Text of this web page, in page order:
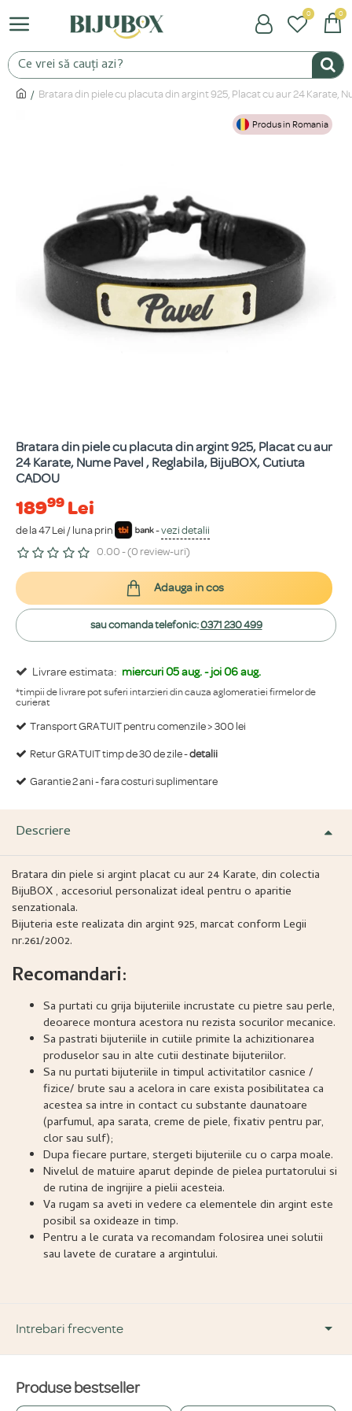
0 0
Bratara din piele cu placuta din argint 925, Placat cu aur 24 Karate,
Produs in Romania
Bratara din piele cu placuta din argint 925, Placat cu aur
24 Karate, Nume Pavel , Reglabila, BijuBOX, Cutiuta
CADOU
18999 Lei
de la 47 Lei / luna prin -vezi detalii
0.00 - (0 review-uri)
Livrare estimata: miercuri 05 aug. - joi 06 aug.
*timpii de livrare pot suferi intarzieri din cauza aglomeratiei firmelor de
curierat
Transport GRATUIT pentru comenzile > 300 lei
Retur GRATUIT timp de 30 de zile -detalii
Garantie 2 ani - fara costuri suplimentare
Adauga in cos
sau comanda telefonic:0371 230 499
Descriere
Bratara din piele si argint placat cu aur 24 Karate, din colectia
BijuBOX , accesoriul personalizat ideal pentru o aparitie
senzationala.
Bijuteria este realizata din argint 925, marcat conform Legii
nr.261/2002.
Recomandari:
Sa purtati cu grija bijuteriile incrustate cu pietre sau perle,
deoarece montura acestora nu rezista socurilor mecanice.
Sa pastrati bijuteriile in cutiile primite la achizitionarea
produselor sau in alte cutii destinate bijuteriilor.
Sa nu purtati bijuteriile in timpul activitatilor casnice /
fizice/ brute sau a acelora in care exista posibilitatea ca
acestea sa intre in contact cu substante daunatoare
(parfumul, apa sarata, creme de piele, fixativ pentru par,
clor sau sulf);
Dupa fiecare purtare, stergeti bijuteriile cu o carpa moale.
Nivelul de matuire aparut depinde de pielea purtatorului si
de rutina de ingrijire a pielii acesteia.
Va rugam sa aveti in vedere ca elementele din argint este
posibil sa oxideaze in timp.
Pentru a le curata va recomandam folosirea unei solutii
sau lavete de curatare a argintului.
Intrebari frecvente
DESPRE PRODUS ȘI MATERIALE
Produse bestseller